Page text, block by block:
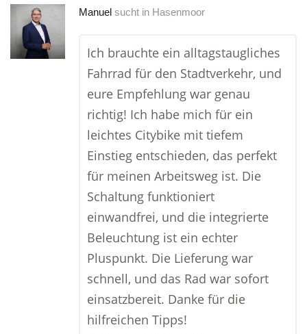
Manuel sucht in Hasenmoor
Ich brauchte ein alltagstaugliches
Fahrrad für den Stadtverkehr, und
eure Empfehlung war genau
richtig! Ich habe mich für ein
leichtes Citybike mit tiefem
Einstieg entschieden, das perfekt
für meinen Arbeitsweg ist. Die
Schaltung funktioniert
einwandfrei, und die integrierte
Beleuchtung ist ein echter
Pluspunkt. Die Lieferung war
schnell, und das Rad war sofort
einsatzbereit. Danke für die
hilfreichen Tipps!